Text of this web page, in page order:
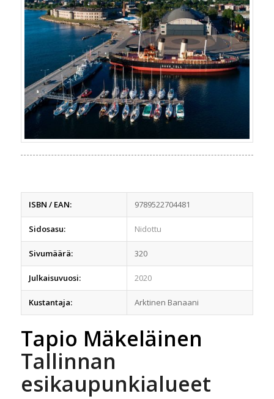
ISBN / EAN: 9789522704481
Sidosasu: Nidottu
Sivumäärä: 320
Julkaisuvuosi: 2020
Kustantaja: Arktinen Banaani
Tapio Mäkeläinen
Tallinnan
esikaupunkialueet